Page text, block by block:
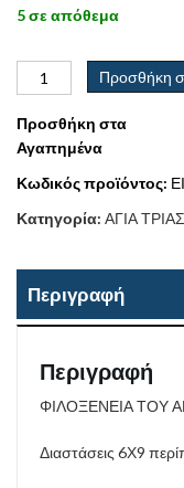
5 σε απόθεμα
Προσθήκη
Προσθήκη στα
Αγαπημένα
Κωδικός προϊόντος:
Κατηγορία: ΑΓΙΑ
Περιγραφή
Περιγραφή
ΦΙΛΟΞΕΝΕΙΑ ΤΟΥ
Διαστάσεις 6Χ9